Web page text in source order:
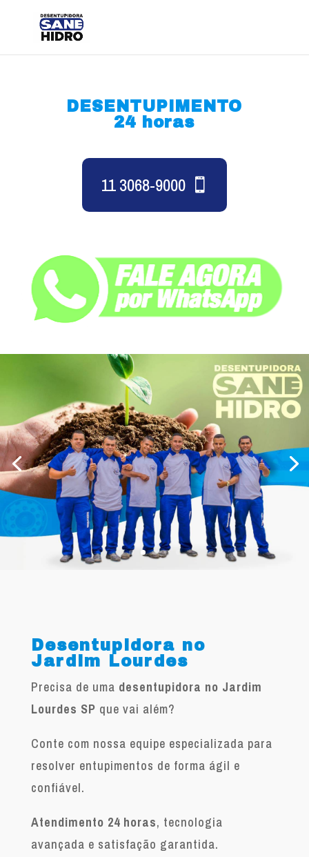
DESENTUPIMENTO
24 horas
11 3068-9000
Desentupidora no
Jardim Lourdes
Precisa de uma desentupidora no Jardim
Lourdes SP que vai além?
Conte com nossa equipe especializada para
resolver entupimentos de forma ágil e
confiável.
Atendimento 24 horas, tecnologia
avançada e satisfação garantida.